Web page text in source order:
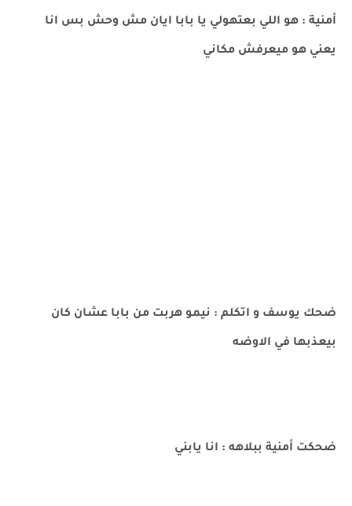
أمنية : هو اللي بعتهولي يا بابا ايان مش وحش بس انا
يعني هو ميعرفش مكاني
ضحك يوسف و اتكلم : نيمو هربت من بابا عشان كان
بيعذبها في الاوضه
ضحكت أمنية ببلاهه : انا يابني